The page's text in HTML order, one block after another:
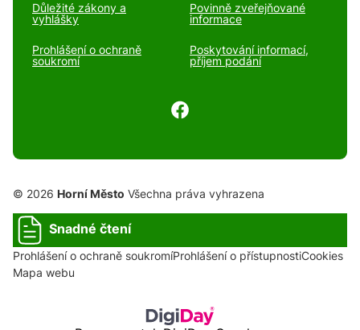
Důležité zákony a
vyhlášky
Povinně zveřejňované
informace
Prohlášení o ochraně
soukromí
Poskytování informací,
příjem podání
© 2026 Horní Město Všechna práva vyhrazena
Snadné čtení
Prohlášení o ochraně soukromíProhlášení o přístupnostiCookies
Mapa webu